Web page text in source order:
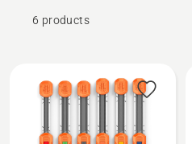
6 products
produtos